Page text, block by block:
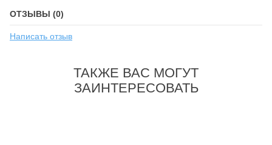
ОТЗЫВЫ (0)
Написать отзыв
ТАКЖЕ ВАС МОГУТ
ЗАИНТЕРЕСОВАТЬ